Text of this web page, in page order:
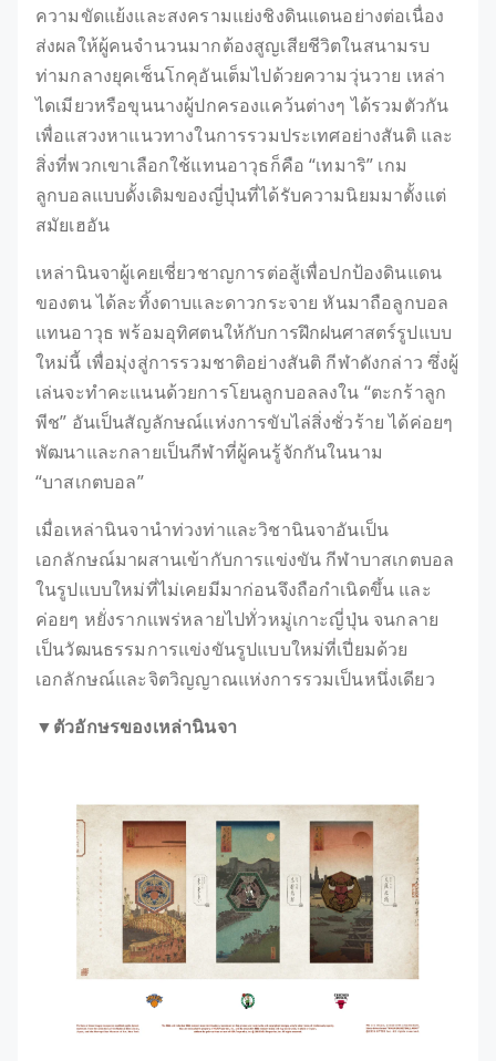
ความขัดแย้งและสงครามแย่งชิงดินแดนอย่างต่อเนื่อง
ส่งผลให้ผู้คนจำนวนมากต้องสูญเสียชีวิตในสนามรบ
ท่ามกลางยุคเซ็นโกคุอันเต็มไปด้วยความวุ่นวาย เหล่า
ไดเมียวหรือขุนนางผู้ปกครองแคว้นต่างๆ ได้รวมตัวกัน
เพื่อแสวงหาแนวทางในการรวมประเทศอย่างสันติ และ
สิ่งที่พวกเขาเลือกใช้แทนอาวุธก็คือ “เทมาริ” เกม
ลูกบอลแบบดั้งเดิมของญี่ปุ่นที่ได้รับความนิยมมาตั้งแต่
สมัยเฮอัน
เหล่านินจาผู้เคยเชี่ยวชาญการต่อสู้เพื่อปกป้องดินแดน
ของตน ได้ละทิ้งดาบและดาวกระจาย หันมาถือลูกบอล
แทนอาวุธ พร้อมอุทิศตนให้กับการฝึกฝนศาสตร์รูปแบบ
ใหม่นี้ เพื่อมุ่งสู่การรวมชาติอย่างสันติ กีฬาดังกล่าว ซึ่งผู้
เล่นจะทำคะแนนด้วยการโยนลูกบอลลงใน “ตะกร้าลูก
พีช” อันเป็นสัญลักษณ์แห่งการขับไล่สิ่งชั่วร้าย ได้ค่อยๆ
พัฒนาและกลายเป็นกีฬาที่ผู้คนรู้จักกันในนาม
“บาสเกตบอล”
เมื่อเหล่านินจานำท่วงท่าและวิชานินจาอันเป็น
เอกลักษณ์มาผสานเข้ากับการแข่งขัน กีฬาบาสเกตบอล
ในรูปแบบใหม่ที่ไม่เคยมีมาก่อนจึงถือกำเนิดขึ้น และ
ค่อยๆ หยั่งรากแพร่หลายไปทั่วหมู่เกาะญี่ปุ่น จนกลาย
เป็นวัฒนธรรมการแข่งขันรูปแบบใหม่ที่เปี่ยมด้วย
เอกลักษณ์และจิตวิญญาณแห่งการรวมเป็นหนึ่งเดียว
▼ตัวอักษรของเหล่านินจา